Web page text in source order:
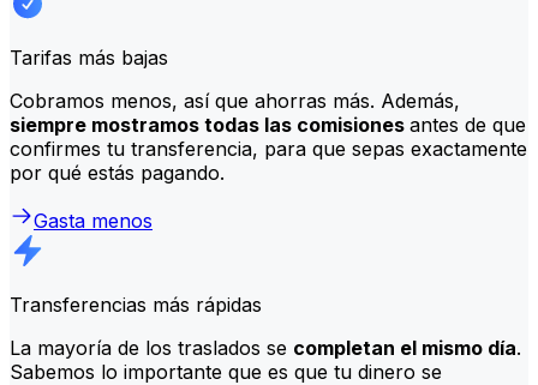
Tarifas más bajas
Cobramos menos, así que ahorras más. Además,
siempre mostramos todas las comisiones antes de que
confirmes tu transferencia, para que sepas exactamente
por qué estás pagando.
Gasta menos
Transferencias más rápidas
La mayoría de los traslados se completan el mismo día.
Sabemos lo importante que es que tu dinero se